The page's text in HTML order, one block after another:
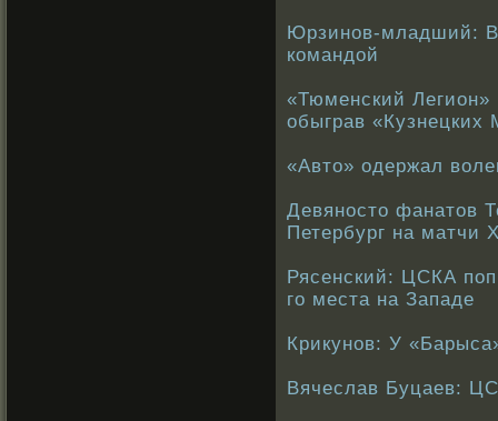
Юрзинов-младший:
командой
«Тюменский
обыграв «Кузнецких
«Авто» одержал
Девяносто фанатов
Петербург на матчи
Рясенский: ЦСКА
го места на Западе
Крикунов: У
Вячеслав Буцаев: